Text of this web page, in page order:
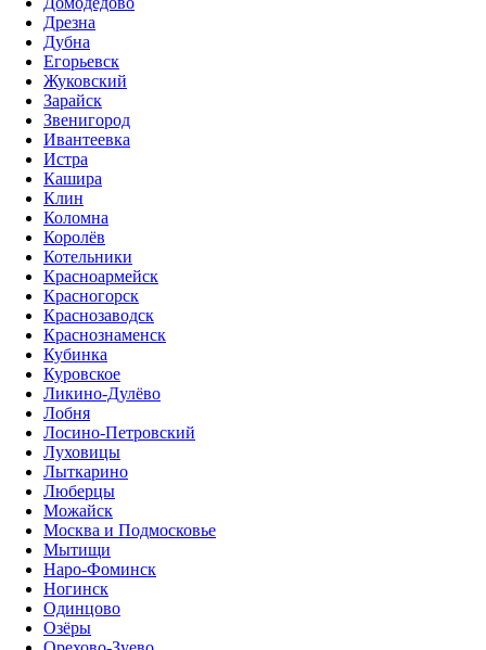
Дрезна
Дубна
Егорьевск
Жуковский
Зарайск
Звенигород
Ивантеевка
Истра
Кашира
Клин
Коломна
Королёв
Котельники
Красноармейск
Красногорск
Краснозаводск
Краснознаменск
Кубинка
Куровское
Ликино-Дулёво
Лобня
Лосино-Петровский
Луховицы
Лыткарино
Люберцы
Можайск
Москва и Подмосковье
Мытищи
Наро-Фоминск
Ногинск
Одинцово
Озёры